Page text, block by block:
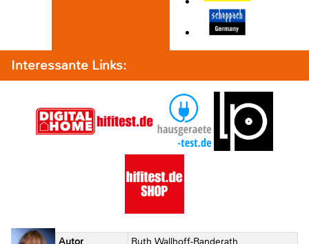
Interessante Links: